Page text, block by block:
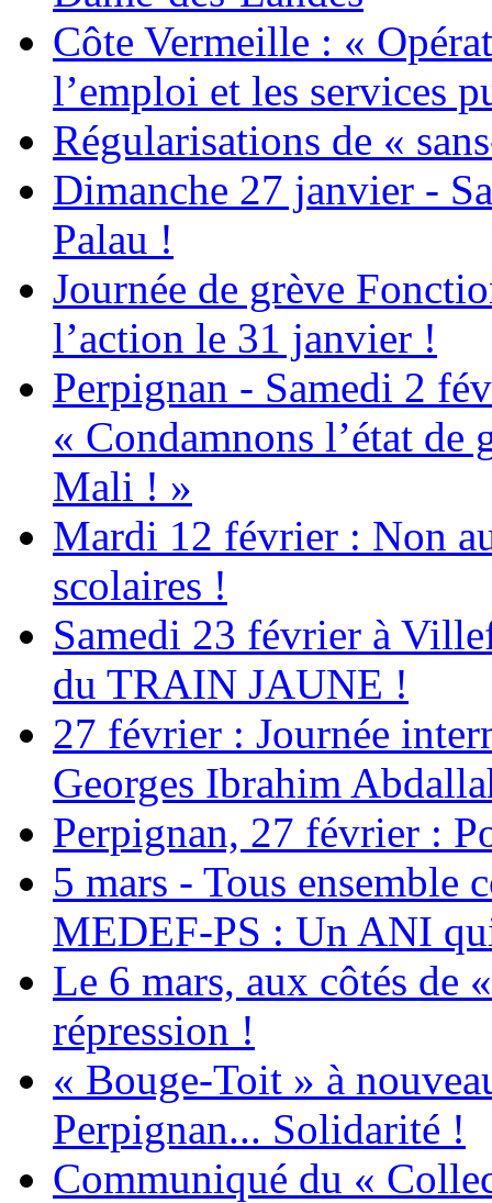
Côte Vermeille : «
l’emploi et les services
Régularisations de «
Dimanche 27 janvier -
Palau !
Journée de grève
l’action le 31 janvier !
Perpignan - Samedi 2
« Condamnons l’état de
Mali ! »
Mardi 12 février : Non
scolaires !
Samedi 23 février à
du TRAIN JAUNE !
27 février : Journée
Georges Ibrahim
Perpignan, 27 février :
5 mars - Tous ensemble
MEDEF-PS : Un ANI
Le 6 mars, aux côtés de
répression !
« Bouge-Toit » à
Perpignan... Solidarité !
Communiqué du «